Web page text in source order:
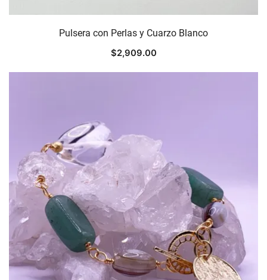
Pulsera con Perlas y Cuarzo Blanco
$2,909.00